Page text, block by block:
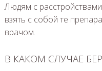
Людям с
взять с собой те
врачом.
В КАКОМ СЛУЧАЕ